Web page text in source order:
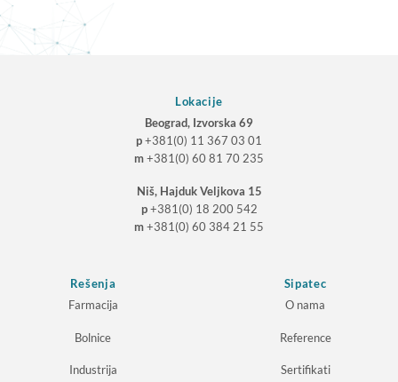
Lokacije
Beograd, Izvorska 69
p+381(0) 11 367 03 01
m+381(0) 60 81 70 235
Niš, Hajduk Veljkova 15
p+381(0) 18 200 542
m+381(0) 60 384 21 55
Rešenja
Farmacija
Bolnice
Industrija
Sipatec
O nama
Reference
Sertifikati